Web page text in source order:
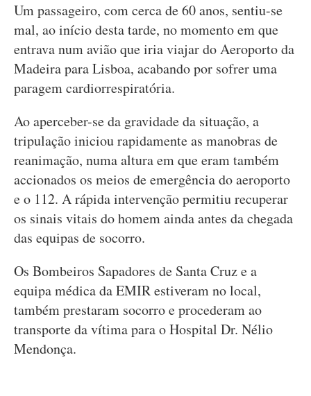
Um passageiro, com cerca de 60 anos, sentiu-se
mal, ao início desta tarde, no momento em que
entrava num avião que iria viajar do Aeroporto da
Madeira para Lisboa, acabando por sofrer uma
paragem cardiorrespiratória.
Ao aperceber-se da gravidade da situação, a
tripulação iniciou rapidamente as manobras de
reanimação, numa altura em que eram também
accionados os meios de emergência do aeroporto
e o 112. A rápida intervenção permitiu recuperar
os sinais vitais do homem ainda antes da chegada
das equipas de socorro.
Os Bombeiros Sapadores de Santa Cruz e a
equipa médica da EMIR estiveram no local,
também prestaram socorro e procederam ao
transporte da vítima para o Hospital Dr. Nélio
Mendonça.